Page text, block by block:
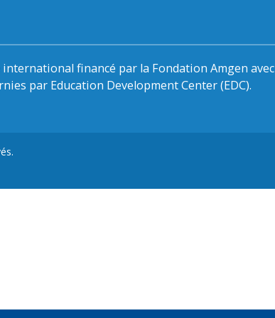
financé par la Fondation Amgen avec
par Education Development Center (EDC).